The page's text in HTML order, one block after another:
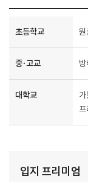
초등학교 원
중·고교
대학교
입지 프리미엄